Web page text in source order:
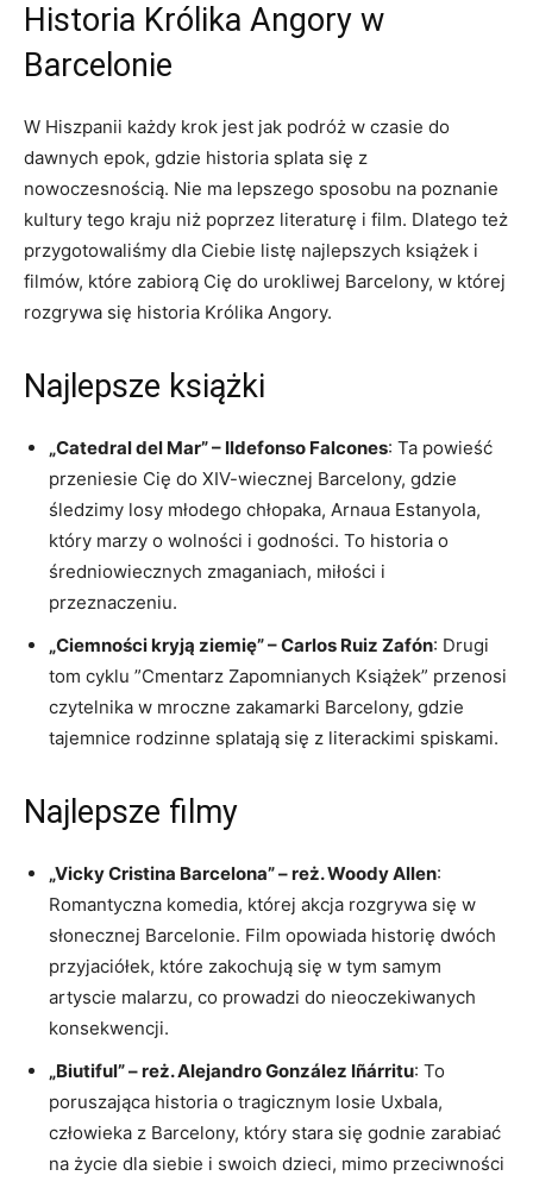
Historia Królika Angory w
Barcelonie
W Hiszpanii każdy krok jest jak podróż w czasie⁢ do
dawnych epok, gdzie historia⁢ splata ​się z
nowoczesnością. Nie ma lepszego sposobu ‍na poznanie
‌kultury tego kraju niż poprzez literaturę i film. Dlatego też
przygotowaliśmy dla Ciebie listę najlepszych książek i
filmów,⁣ które zabiorą Cię do urokliwej Barcelony, w której
rozgrywa się historia Królika Angory.
Najlepsze książki
„Catedral‌ del Mar” – ⁣Ildefonso Falcones:‌ Ta powieść
przeniesie Cię do XIV-wiecznej Barcelony, gdzie
śledzimy losy młodego chłopaka, Arnaua Estanyola,​
który marzy ⁤o wolności ‌i godności. To⁤ historia o
średniowiecznych zmaganiach, miłości ⁣i
przeznaczeniu.
„Ciemności ​kryją ziemię” – Carlos ‌Ruiz Zafón: Drugi ​
tom cyklu ‌”Cmentarz Zapomnianych‍ Książek” przenosi
czytelnika w mroczne zakamarki Barcelony, gdzie
tajemnice rodzinne splatają się ⁣z literackimi spiskami.
Najlepsze⁣ filmy
„Vicky Cristina Barcelona” – reż. Woody Allen:
Romantyczna komedia,‍ której akcja rozgrywa ‌się w
słonecznej Barcelonie. Film ⁣opowiada historię dwóch
przyjaciółek, które zakochują się​ w tym samym
artyscie malarzu, co prowadzi do nieoczekiwanych‍
konsekwencji.
„Biutiful” – reż. ⁢Alejandro González Iñárritu: To
poruszająca​ historia o tragicznym losie‌ Uxbala,
człowieka z Barcelony, który stara się godnie⁢ zarabiać
na życie dla siebie i swoich dzieci, mimo przeciwności